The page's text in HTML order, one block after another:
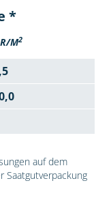
*
M2
auf dem
Saatgutverpackung